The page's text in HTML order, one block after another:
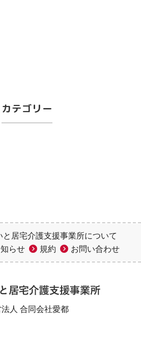
カテゴリー
と居宅介護支援事業所について
らせ 規約 お問い合わせ
人 合同会社愛都